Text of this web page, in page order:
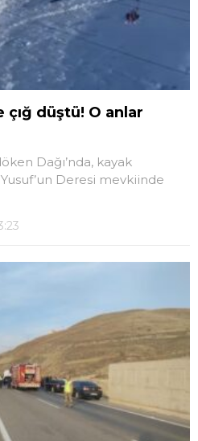
çığ düştü! O anlar
Dağı’nda, kayak
Deresi mevkiinde